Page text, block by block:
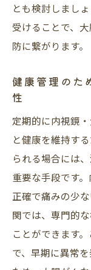
とも検討しまし
受けることで、
防に繋がります。
健康管理のた
性
定期的に内視鏡
と健康を維持す
られる場合には
重要な手段です
正確で痛みの少
関では、専門的
ことができます
で、早期に異常